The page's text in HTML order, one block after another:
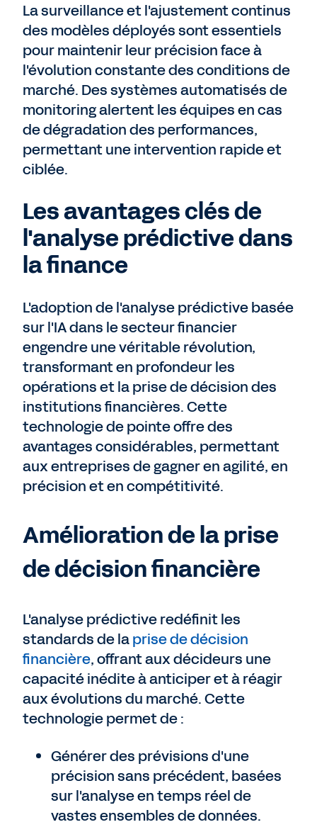
La surveillance et l'ajustement continus
des modèles déployés sont essentiels
pour maintenir leur précision face à
l'évolution constante des conditions de
marché. Des systèmes automatisés de
monitoring alertent les équipes en cas
de dégradation des performances,
permettant une intervention rapide et
ciblée.
Les avantages clés de
l'analyse prédictive dans
la finance
L'adoption de l'analyse prédictive basée
sur l'IA dans le secteur financier
engendre une véritable révolution,
transformant en profondeur les
opérations et la prise de décision des
institutions financières. Cette
technologie de pointe offre des
avantages considérables, permettant
aux entreprises de gagner en agilité, en
précision et en compétitivité.
Amélioration de la prise
de décision financière
L'analyse prédictive redéfinit les
standards de laprise de décision
financière, offrant aux décideurs une
capacité inédite à anticiper et à réagir
aux évolutions du marché. Cette
technologie permet de :
Générer des prévisions d'une
précision sans précédent, basées
sur l'analyse en temps réel de
vastes ensembles de données.